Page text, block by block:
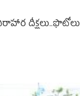
దీక్షలు..ఫొటోలు